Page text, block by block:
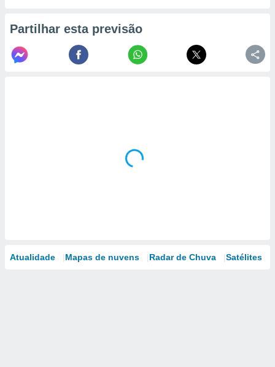
Partilhar esta previsão
Atualidade Mapas de nuvens Radar de Chuva Satélites